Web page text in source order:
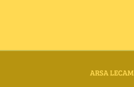
ARSA LECAM